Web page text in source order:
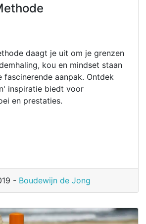
daagt je uit om je grenzen
kou en mindset staan
fascinerende aanpak. Ontdek
inspiratie biedt voor
en prestaties.
- Boudewijn de Jong